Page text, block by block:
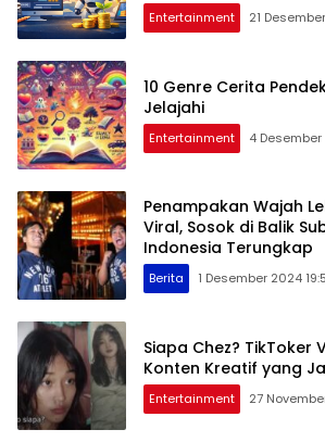
Entertainment 21
10 Genre Cerita
Jelajahi
Entertainment 4
Penampakan Wajah
Viral, Sosok di Balik
Indonesia Terungkap
Berita 1 Desember 2024
Siapa Chez? TikToker
Konten Kreatif yang
Entertainment 27